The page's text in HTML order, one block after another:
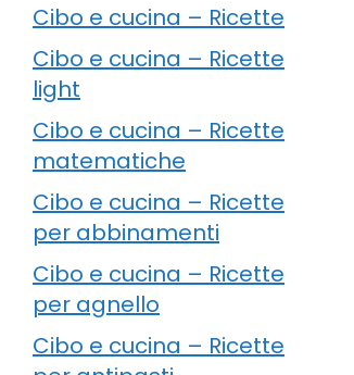
Cibo e cucina – Ricette
Cibo e cucina – Ricette
light
Cibo e cucina – Ricette
matematiche
Cibo e cucina – Ricette
per abbinamenti
Cibo e cucina – Ricette
per agnello
Cibo e cucina – Ricette